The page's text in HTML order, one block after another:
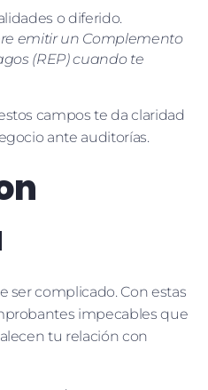
o diferido.
emitir un Complemento
(REP) cuando te
campos te da claridad
ante auditorías.
ser complicado. Con estas
impecables que
tu relación con